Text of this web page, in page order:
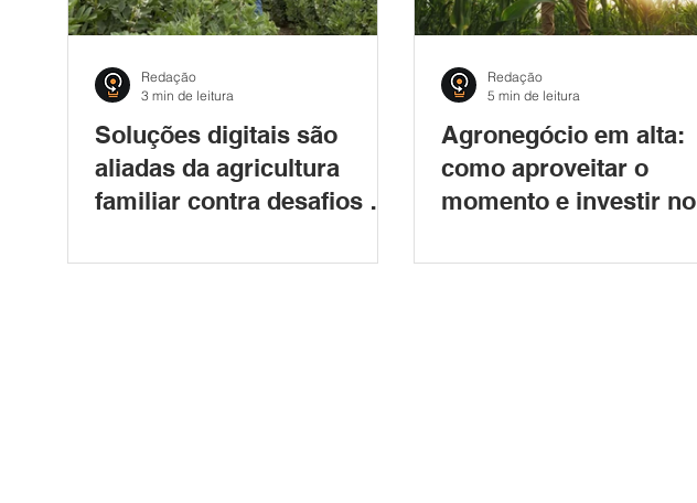
Soluções digitais são
aliadas da agricultura
familiar contra desafios no
Redação
3 min de leitura
Agronegócio em alta:
como aproveitar o
momento e investir no
Redação
5 min de leitura